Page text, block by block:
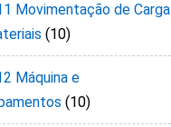
Movimentação de Carga
(10)
Máquina e
(10)